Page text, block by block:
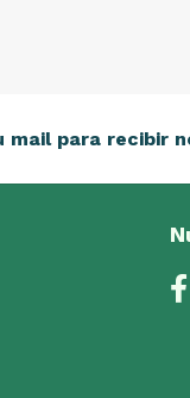
mail para recibir